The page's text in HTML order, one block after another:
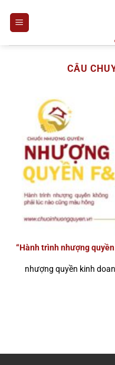
CÂU
“Hành trình nhượng
nhượng quyền kinh